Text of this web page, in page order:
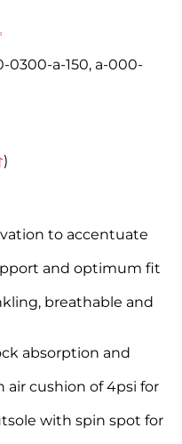
0300-a-150, a-000-
)
to accentuate
and optimum fit
breathable and
absorption and
cushion of 4psi for
with spin spot for